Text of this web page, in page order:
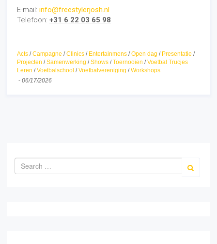
E-mail: info@freestylerjosh.nl
Telefoon: +31 6 22 03 65 98
Acts /Campagne /Clinics / Entertainmens /Open dag / Presentatie /
Projecten /Samenwerking /Shows /Toernooien /Voetbal Trucjes
Leren /Voetbalschool /Voetbalvereniging /Workshops
- 06/17/2026